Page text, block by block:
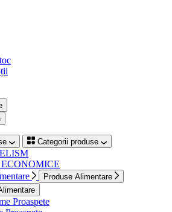
Categorii produse
Produse Alimentare
Proaspete